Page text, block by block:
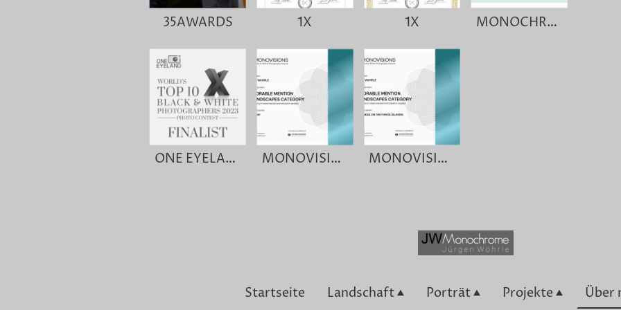
35AWARDS 1X 1X MONOCHROME PHOTOGRAPHY AWARDS
ONE EYELAND X MONOVISIONS MONOVISIONS
Startseite Landschaft Porträt Projekte Über